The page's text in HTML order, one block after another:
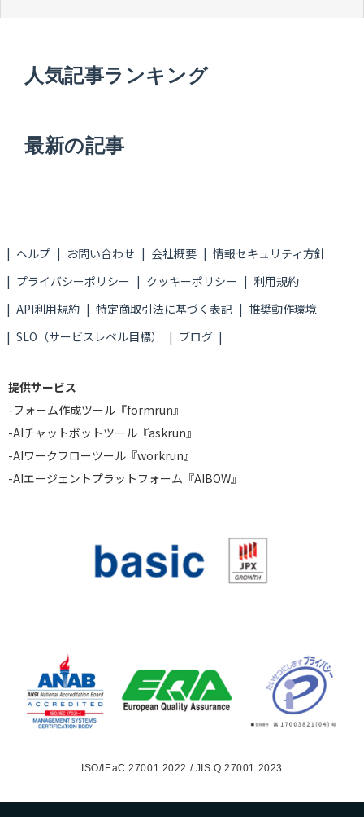
人気記事ランキング
最新の記事
ヘルプ お問い合わせ 会社概要
情報セキュリティ方針
プライバシーポリシー
クッキーポリシー
利用規約
API利用規約
特定商取引法に基づく表記
推奨動作環境
SLO（サービスレベル目標）
ブログ
提供サービス
-フォーム作成ツール『formrun』
-AIチャットボットツール『askrun』
-AIワークフローツール『workrun』
-AIエージェントプラットフォーム『AIBOW』
ISO/IEaC 27001:2022 / JIS Q 27001:2023